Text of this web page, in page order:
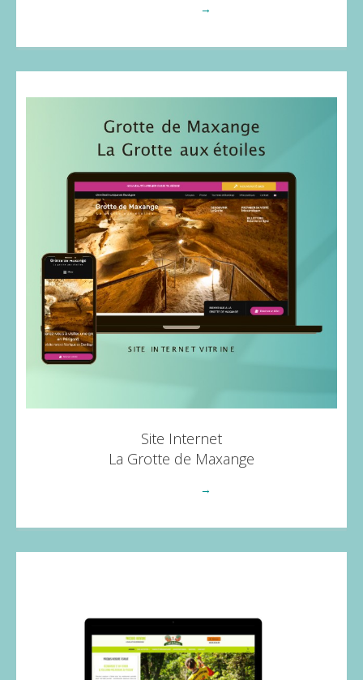
→
Site Internet
La Grotte de Maxange
→